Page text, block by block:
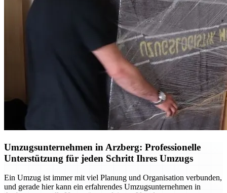
Umzugsunternehmen in Arzberg: Professionelle
Unterstützung für jeden Schritt Ihres Umzugs
Ein Umzug ist immer mit viel Planung und Organisation verbunden,
und gerade hier kann ein erfahrendes Umzugsunternehmen in